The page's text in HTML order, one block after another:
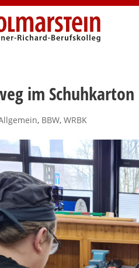
im Schuhkarton
, BBW,WRBK